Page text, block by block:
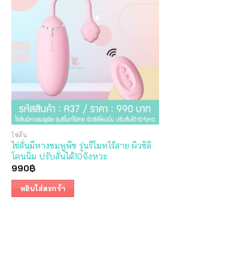
ไข่สั่น
ไข่สั่นมีหางชมพูพีช รุ่นรีโมทไร้สาย ผิวซิลิ
โคนนิ่ม ปรับสั่นได้10จังหวะ
990฿
หยิบใส่ตะกร้า